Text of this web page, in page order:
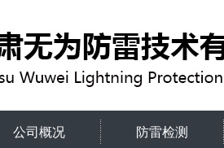
公司概况 防雷检测